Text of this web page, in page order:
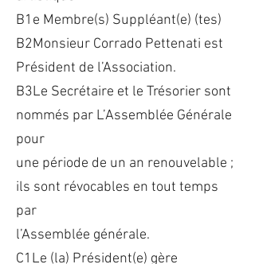
B1e Membre(s) Suppléant(e) (tes)
B2Monsieur Corrado Pettenati est
Président de l’Association.
B3Le Secrétaire et le Trésorier sont
nommés par L’Assemblée Générale
pour
une période de un an renouvelable ;
ils sont révocables en tout temps
par
l’Assemblée générale.
C1Le (la) Président(e) gère